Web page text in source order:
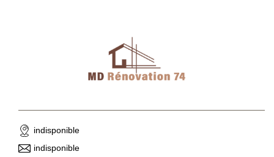
indisponible
indisponible